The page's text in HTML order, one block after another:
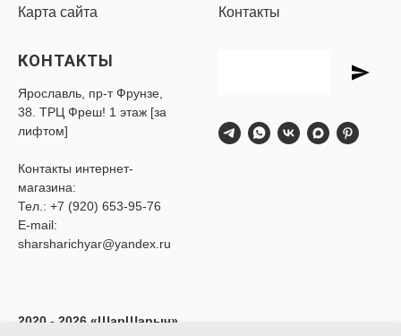
Карта сайта
Контакты
КОНТАКТЫ
Ярославль, пр-т Фрунзе,
38. ТРЦ Фреш! 1 этаж [за
лифтом]
Контакты интернет-
магазина:
Тел.: +7 (920) 653-95-76
E-mail:
sharsharichyar@yandex.ru
2020 - 2026 «ШарШарыч»